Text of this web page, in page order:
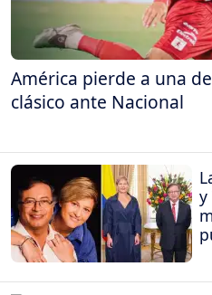
América pierde a una
clásico ante Nacional
y